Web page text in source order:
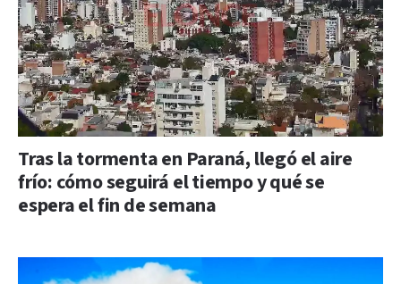
Tras la tormenta en Paraná, llegó el aire
frío: cómo seguirá el tiempo y qué se
espera el fin de semana